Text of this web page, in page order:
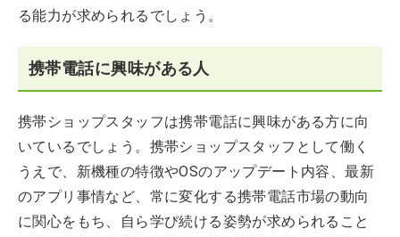
る能力が求められるでしょう。
携帯電話に興味がある人
携帯ショップスタッフは携帯電話に興味がある方に向
いているでしょう。携帯ショップスタッフとして働く
うえで、新機種の特徴やOSのアップデート内容、最新
のアプリ事情など、常に変化する携帯電話市場の動向
に関心をもち、自ら学び続ける姿勢が求められること